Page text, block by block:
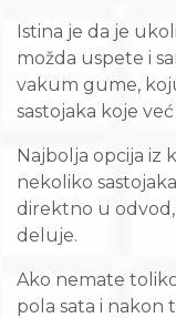
Istina je da je
možda uspete i
vakum gume,
sastojaka koje
Najbolja opcija iz
nekoliko
direktno u
deluje.
Ako nemate
pola sata i nakon